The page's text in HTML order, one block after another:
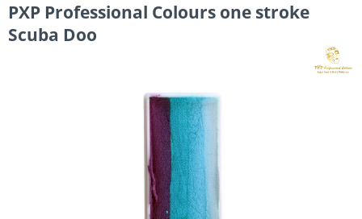
PXP Professional Colours one stroke
Scuba Doo